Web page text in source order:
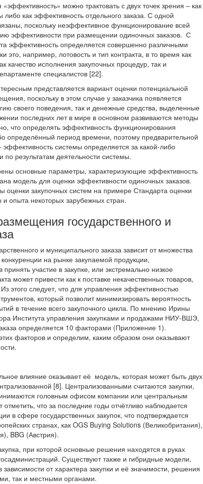
можно трактовать с двух точек зрения – как
как эффективность отдельного заказа. С одной
поскольку неэффективное функционирование всей
эффективности при размещении одиночных заказов. С
эффективность определяется совершенно различными
это, например, лотовость и тип контракта, в то время как
качество исполнения закупочных процедур, так и
специалистов [22].
представляется вариант оценки потенциальной
поскольку в этом случае у заказчика появляется
своего поведения, так и денежные средства, выделенные
последних лет в мире в основном развиваются методы
что определять эффективность функционирования
определённый период времени, поэтому предварительной
эффективность системы определяется за какой-либо
результатам деятельности системы.
основные параметры, характеризующие эффективность
модель для оценки эффективности одиночных заказов.
оценки закупочных систем на примере Стандарта оценки
опыта некоторых зарубежных стран.
государственного и
и муниципального заказа зависит от множества
на рынке закупаемой продукции,
участие в закупке, или экстремально низкое
может привести как к поставке некачественных товаров,
этого следует, что для управления эффективностью
который позволит минимизировать вероятность
в течение всего закупочного цикла. По мнению Ирины
Института управления закупками и продажами НИУ-ВШЭ,
определяется 10 факторами (Приложение 1).
факторов и определим, каким образом они оказывают
влияние оказывает её модель, которая может быть двух
[8]. Централизованными считаются закупки,
головным офисом компании или центральным
отметить, что за последние годы отчётливо наблюдается
в сфере государственных закупок, что подтверждается
странах, как OGS Buying Solutions (Великобритания),
BBG (Австрия).
при которой основные решения находятся в руках
Существуют также и гибридные модели,
зависимости от характера закупки и её значимости, решения
так и местными органами.